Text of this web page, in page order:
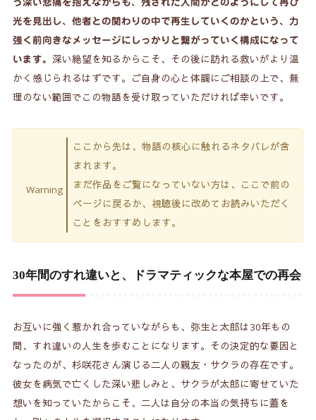
光を見出し、他者との関わりの中で再生していくのかという、力
強く前向きなメッセージにしっかりと繋がっていく構成になって
います。 深い絶望を知るからこそ、その後に訪れる救いがより温
かく感じられるはずです。ご自身の心と体調にご相談の上で、無
理のない範囲でこの物語を受け取っていただければ幸いです。
Warning
ここから先は、物語の核心に触れるネタバレが含
まれます。
まだ作品をご覧になっていない方は、ここで前の
ページに戻るか、視聴後に改めてお読みいただく
ことをおすすめします。
30年間のすれ違いと、ドラマティックな本屋での再会
お互いに強く惹かれ合っていながらも、弥生と太郎は30年もの
間、すれ違いの人生を歩むことになります。その決定的な要因と
なったのが、杉咲花さん演じる二人の親友・サクラの存在です。
彼女を病気で亡くした深い悲しみと、サクラが太郎に寄せていた
想いを知っていたからこそ、二人は自分の本当の気持ちに蓋を